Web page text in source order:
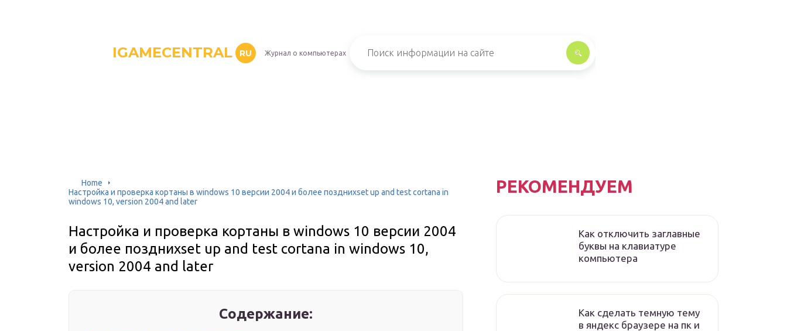
IGAMECENTRAL RU Журнал о компьютерах
Home
Настройка и проверка кортаны в windows 10 версии 2004 и более позднихset up and test cortana in
windows 10, version 2004 and later
Настройка и проверка кортаны в windows 10 версии 2004
и более позднихset up and test cortana in windows 10,
version 2004 and later
Содержание:
РЕКОМЕНДУЕМ
Как отключить заглавные
буквы на клавиатуре
компьютера
Как сделать темную тему
в яндекс браузере на пк и